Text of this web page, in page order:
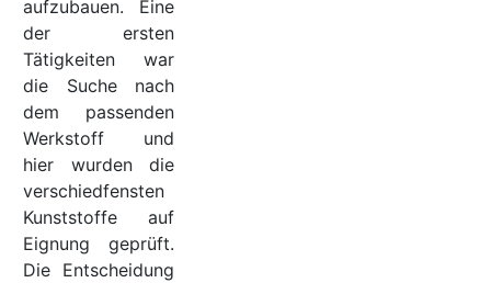
aufzubauen. Eine
der ersten
Tätigkeiten war
die Suche nach
dem passenden
Werkstoff und
hier wurden die
verschiedfensten
Kunststoffe auf
Eignung geprüft.
Die Entscheidung